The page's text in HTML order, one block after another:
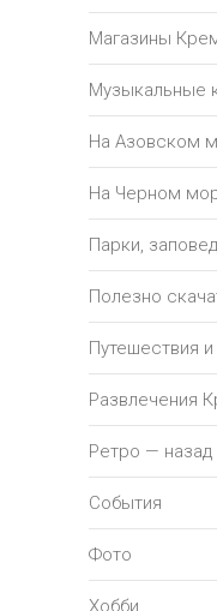
Магазины
Музыкальные
На Азовском
На Черном
Парки,
Полезно
Путешествия
Развлечения
Ретро — назад
События
Фото
Хобби